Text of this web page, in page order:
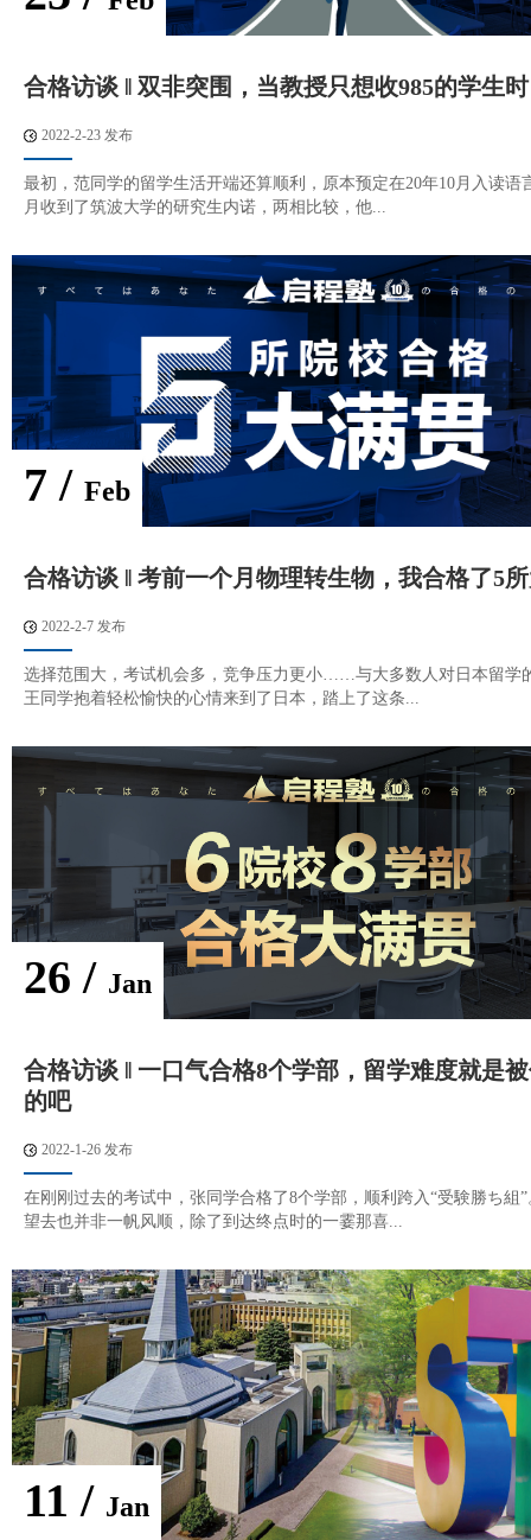
合格访谈 ‖ 双非突围，当教授只想收985的学生时
2022-2-23 发布
最初，范同学的留学生活开端还算顺利，原本预定在20年10月入读语
月收到了筑波大学的研究生内诺，两相比较，他...
7 / Feb
合格访谈 ‖ 考前一个月物理转生物，我合格了5
2022-2-7 发布
选择范围大，考试机会多，竞争压力更小……与大多数人对日本留学
王同学抱着轻松愉快的心情来到了日本，踏上了这条...
26 / Jan
合格访谈 ‖ 一口气合格8个学部，留学难度就是
的吧
2022-1-26 发布
在刚刚过去的考试中，张同学合格了8个学部，顺利跨入“受験勝ち組
望去也并非一帆风顺，除了到达终点时的一霎那喜...
11 / Jan